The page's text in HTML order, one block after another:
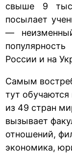
свыше 9
посылает
—
России и на
Самым
тут
из 49 стран
вызывает
отношений,
экономика,